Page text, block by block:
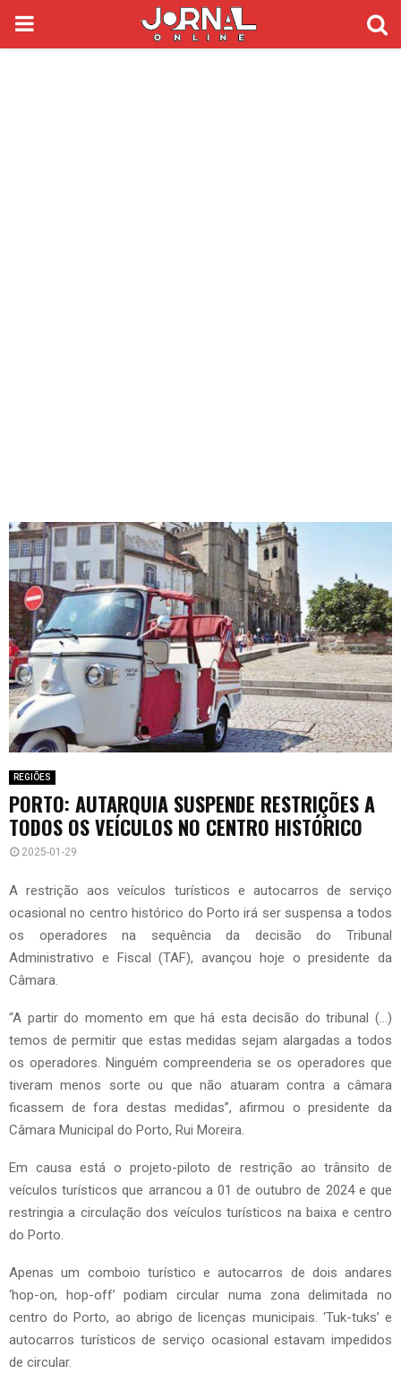
PRIMARY
REGIÕES
PORTO: AUTARQUIA SUSPENDE RESTRIÇÕES A
TODOS OS VEÍCULOS NO CENTRO HISTÓRICO
2025-01-29
A restrição aos veículos turísticos e autocarros de serviço
ocasional no centro histórico do Porto irá ser suspensa a todos
os operadores na sequência da decisão do Tribunal
Administrativo e Fiscal (TAF), avançou hoje o presidente da
Câmara.
“A partir do momento em que há esta decisão do tribunal (…)
temos de permitir que estas medidas sejam alargadas a todos
os operadores. Ninguém compreenderia se os operadores que
tiveram menos sorte ou que não atuaram contra a câmara
ficassem de fora destas medidas”, afirmou o presidente da
Câmara Municipal do Porto, Rui Moreira.
Em causa está o projeto-piloto de restrição ao trânsito de
veículos turísticos que arrancou a 01 de outubro de 2024 e que
restringia a circulação dos veículos turísticos na baixa e centro
do Porto.
Apenas um comboio turístico e autocarros de dois andares
‘hop-on, hop-off’ podiam circular numa zona delimitada no
centro do Porto, ao abrigo de licenças municipais. ‘Tuk-tuks’ e
autocarros turísticos de serviço ocasional estavam impedidos
de circular.